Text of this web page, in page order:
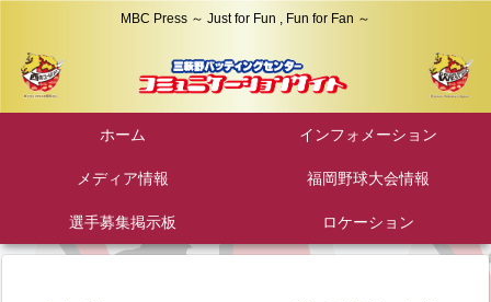
MBC Press ～ Just for Fun , Fun for Fan ～
ホーム インフォメーション
メディア情報 福岡野球大会情報
選手募集掲示板 ロケーション